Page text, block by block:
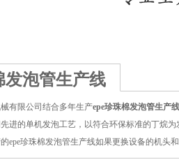
发泡管生产线
有限公司结合多年生产epe珍珠棉发泡管生产线
进的单机发泡工艺，以符合环保标准的丁烷
epe珍珠棉发泡管生产线如果更换设备的机头